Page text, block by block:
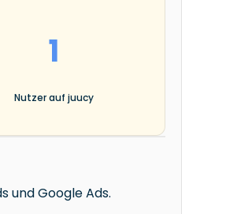
1
Nutzer auf juucy
und Google Ads.